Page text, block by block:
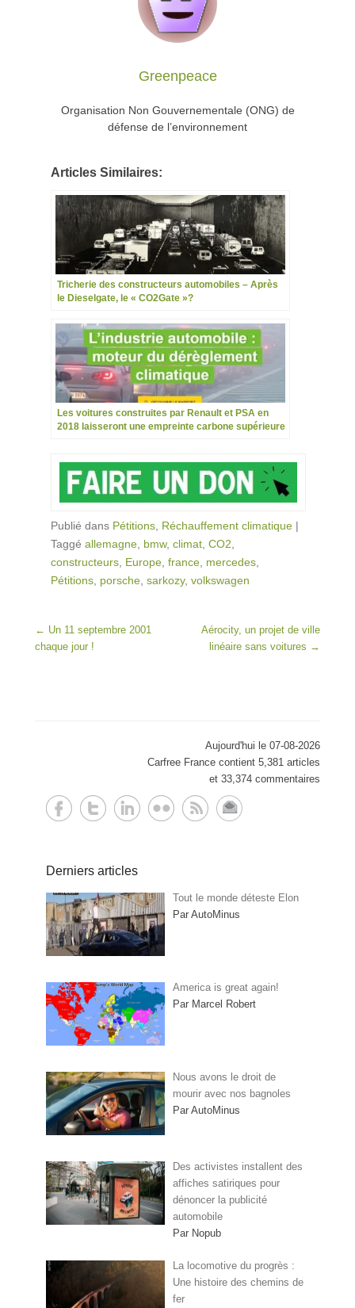
Greenpeace
Organisation Non Gouvernementale (ONG) de
défense de l’environnement
Articles Similaires:
Tricherie des constructeurs automobiles – Après
le Dieselgate, le « CO2Gate »?
Les voitures construites par Renault et PSA en
2018 laisseront une empreinte carbone supérieure
Publié dans Pétitions Réchauffement climatique |
Taggé allemagne bmw, climat CO2
constructeurs Europe france mercedes
Pétitions porsche sarkozy, volkswagen
Post navigation
← Un 11 septembre 2001
chaque jour !
Aérocity, un projet de ville
linéaire sans voitures →
Aujourd'hui le 07-08-2026
Carfree France contient 5,381 articles
et 33,374 commentaires
Derniers articles
Tout le monde déteste Elon
Par AutoMinus
America is great again!
Par Marcel Robert
Nous avons le droit de
mourir avec nos bagnoles
Par AutoMinus
Des activistes installent des
affiches satiriques pour
dénoncer la publicité
automobile
Par Nopub
La locomotive du progrès :
Une histoire des chemins de
fer